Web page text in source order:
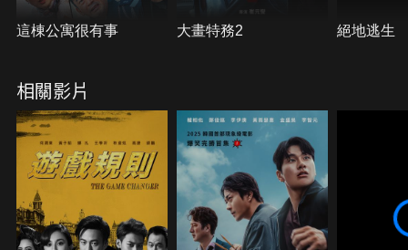
這棟公寓很有事 大畫特務2 絕地逃生
相關影片